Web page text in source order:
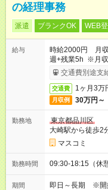
の経理事務
派遣 ブランクOK WEB
給与
時給2000円 月
週+残業5h ※月収
取りサービス利
交通費別途支
交通費 1ヶ月3万
月収例 30万円～
勤務地
東京都品川区
大崎駅から徒歩2
マスコミ
勤務時間 09:30-18:15（休
期間 即日～長期 ※開